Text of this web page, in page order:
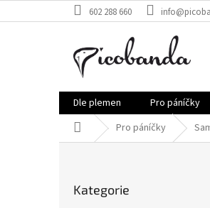
na
602 288 660
Dle plemen Pro páníčky
Domů Pro páníčky
kategorie
Kategorie